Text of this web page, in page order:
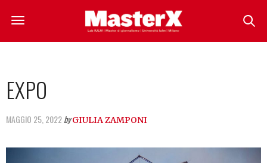
EXPO
MAGGIO 25, 2022by GIULIA ZAMPONI